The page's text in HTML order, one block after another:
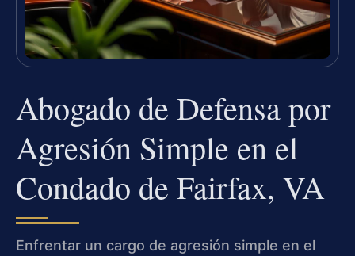
Abogado de Defensa por
Agresión Simple en el
Condado de Fairfax, VA
Enfrentar un cargo de agresión simple en el